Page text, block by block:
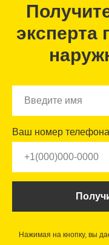
эксперта
Ваш номер телефона
Нажимая на кнопку, вы